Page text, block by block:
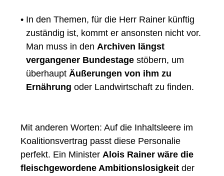
• In den Themen, für die Herr Rainer künftig
zuständig ist, kommt er ansonsten nicht vor.
Man muss in den Archiven längst
vergangener Bundestage stöbern, um
überhaupt Äußerungen von ihm zu
Ernährung oder Landwirtschaft zu finden.
Mit anderen Worten: Auf die Inhaltsleere im
Koalitionsvertrag passt diese Personalie
perfekt. Ein Minister Alois Rainer wäre die
fleischgewordene Ambitionslosigkeit der